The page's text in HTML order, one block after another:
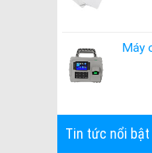
Máy
Tin tức nổi bật